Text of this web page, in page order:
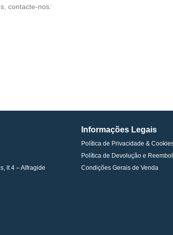
contacte-nos:
lt 4 – Alfragide
Informações Legais
Política de Privacidade &
Política de Devolução e
Condições Gerais de Venda